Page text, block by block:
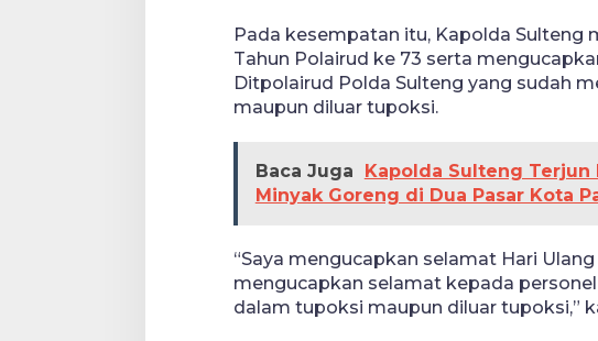
Pada kesempatan itu, Kapolda Sulteng
Tahun Polairud ke 73 serta
Ditpolairud Polda Sulteng yang sudah
maupun diluar tupoksi.
Baca Juga
Kapolda Sulteng Terjun
Minyak Goreng di Dua Pasar Kota
“Saya mengucapkan selamat Hari
mengucapkan selamat kepada
dalam tupoksi maupun diluar tupoksi,”